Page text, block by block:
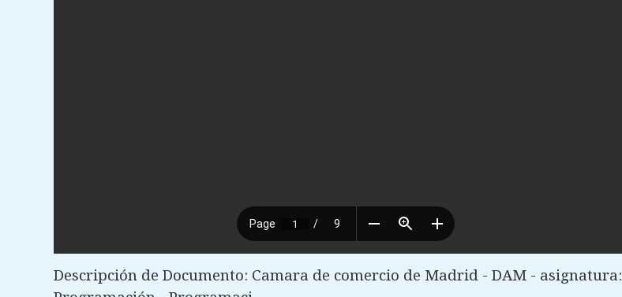
Descripción de Documento: Camara de comercio de Madrid - DAM - asignatura: